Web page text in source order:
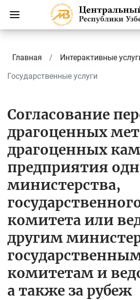
Главная
Интерактивные
Государственные услуги
Согласование
драгоценных
драгоценных
предприятия
министерства,
комитета или
другим
комитетам и
а также за рубеж